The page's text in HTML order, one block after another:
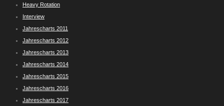
Heavy Rotation
Interview
Jahrescharts 2011
Jahrescharts 2012
Jahrescharts 2013
Jahrescharts 2014
Jahrescharts 2015
Jahrescharts 2016
Jahrescharts 2017